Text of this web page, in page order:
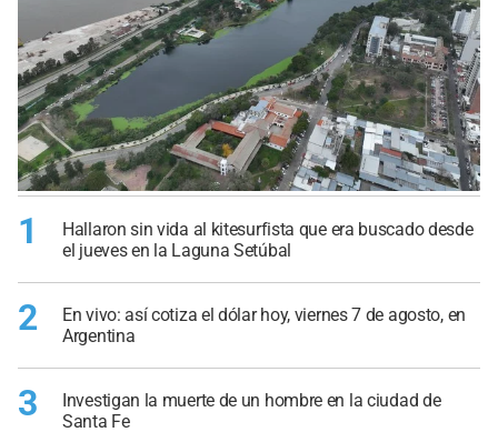
1
Hallaron sin vida al kitesurfista que era buscado desde
el jueves en la Laguna Setúbal
2
En vivo: así cotiza el dólar hoy, viernes 7 de agosto, en
Argentina
3
Investigan la muerte de un hombre en la ciudad de
Santa Fe